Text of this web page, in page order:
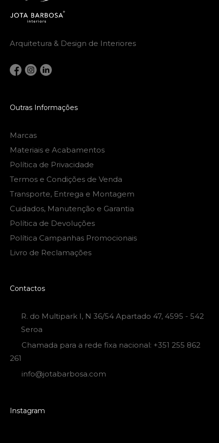
Arquitetura & Design de Interiores
Outras Informações
Marcas
Materiais e Acabamentos
Política de Privacidade
Termos e Condições de Venda
Transporte, Entrega e Montagem
Cuidados, Manutenção e Garantia
Política de Devoluções
Política Campanhas Promocionais
Livro de Reclamações
Contactos
R. do Multipark I, N 36/54 Apartado 47, 4595 - 542
Seroa
Chamada para a rede fixa nacional: +351 255 862
261
info@jotabarbosa.com
Instagram